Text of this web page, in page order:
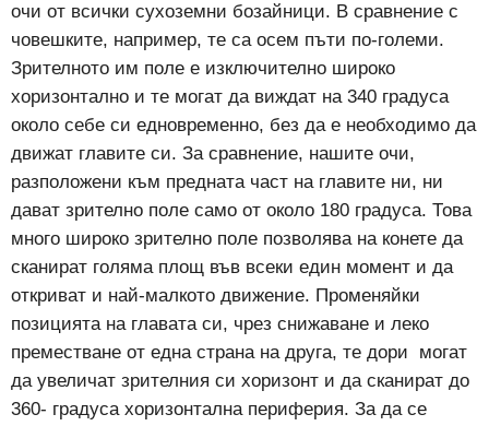
очи от всички сухоземни бозайници. В сравнение с
човешките, например, те са осем пъти по-големи.
Зрителното им поле е изключително широко
хоризонтално и те могат да виждат на 340 градуса
около себе си едновременно, без да е необходимо да
движат главите си. За сравнение, нашите очи,
разположени към предната част на главите ни, ни
дават зрително поле само от около 180 градуса. Това
много широко зрително поле позволява на конете да
сканират голяма площ във всеки един момент и да
откриват и най-малкото движение. Променяйки
позицията на главата си, чрез снижаване и леко
преместване от една страна на друга, те дори могат
да увеличат зрителния си хоризонт и да сканират до
360- градуса хоризонтална периферия. За да се